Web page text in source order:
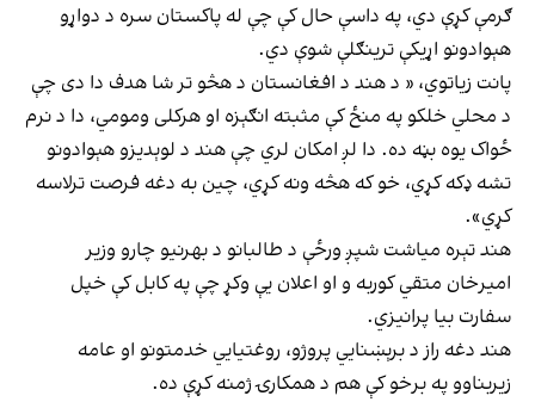
ګرمې کړې دي، په داسې حال کې چې له پاکستان سره د دواړو
هېوادونو اړیکې ترینګلې شوې دي.
پانت زیاتوي، « د هند د افغانستان د هڅو تر شا هدف دا دی چې
د محلي خلکو په منځ کې مثبته انګېزه او هرکلی ومومي، دا د نرم
ځواک یوه بڼه ده. دا لږ امکان لري چې هند د لوېدیزو هېوادونو
تشه ډکه کړي، خو که هڅه ونه کړي، چین به دغه فرصت ترلاسه
کړي».
هند تېره میاشت شپږ ورځې د طالبانو د بهرنیو چارو وزیر
امیرخان متقي کوربه و او اعلان یې وکړ چې په کابل کې خپل
سفارت بیا پرانیزي.
هند دغه راز د برېښنايي پروژو، روغتیايي خدمتونو او عامه
زیربناوو په برخو کې هم د همکارۍ ژمنه کړې ده.